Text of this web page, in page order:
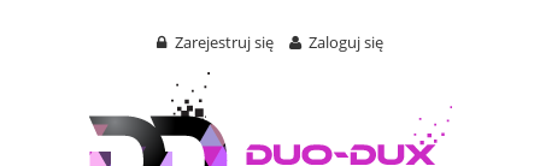
Zarejestruj się Zaloguj się